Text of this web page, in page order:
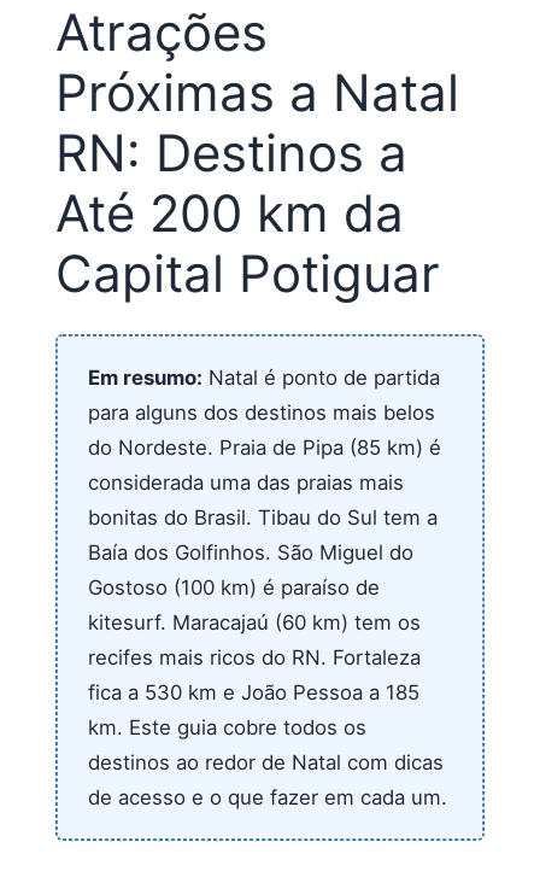
Atrações
Próximas a Natal
RN: Destinos a
Até 200 km da
Capital Potiguar
Em resumo: Natal é ponto de partida
para alguns dos destinos mais belos
do Nordeste. Praia de Pipa (85 km) é
considerada uma das praias mais
bonitas do Brasil. Tibau do Sul tem a
Baía dos Golfinhos. São Miguel do
Gostoso (100 km) é paraíso de
kitesurf. Maracajaú (60 km) tem os
recifes mais ricos do RN. Fortaleza
fica a 530 km e João Pessoa a 185
km. Este guia cobre todos os
destinos ao redor de Natal com dicas
de acesso e o que fazer em cada um.